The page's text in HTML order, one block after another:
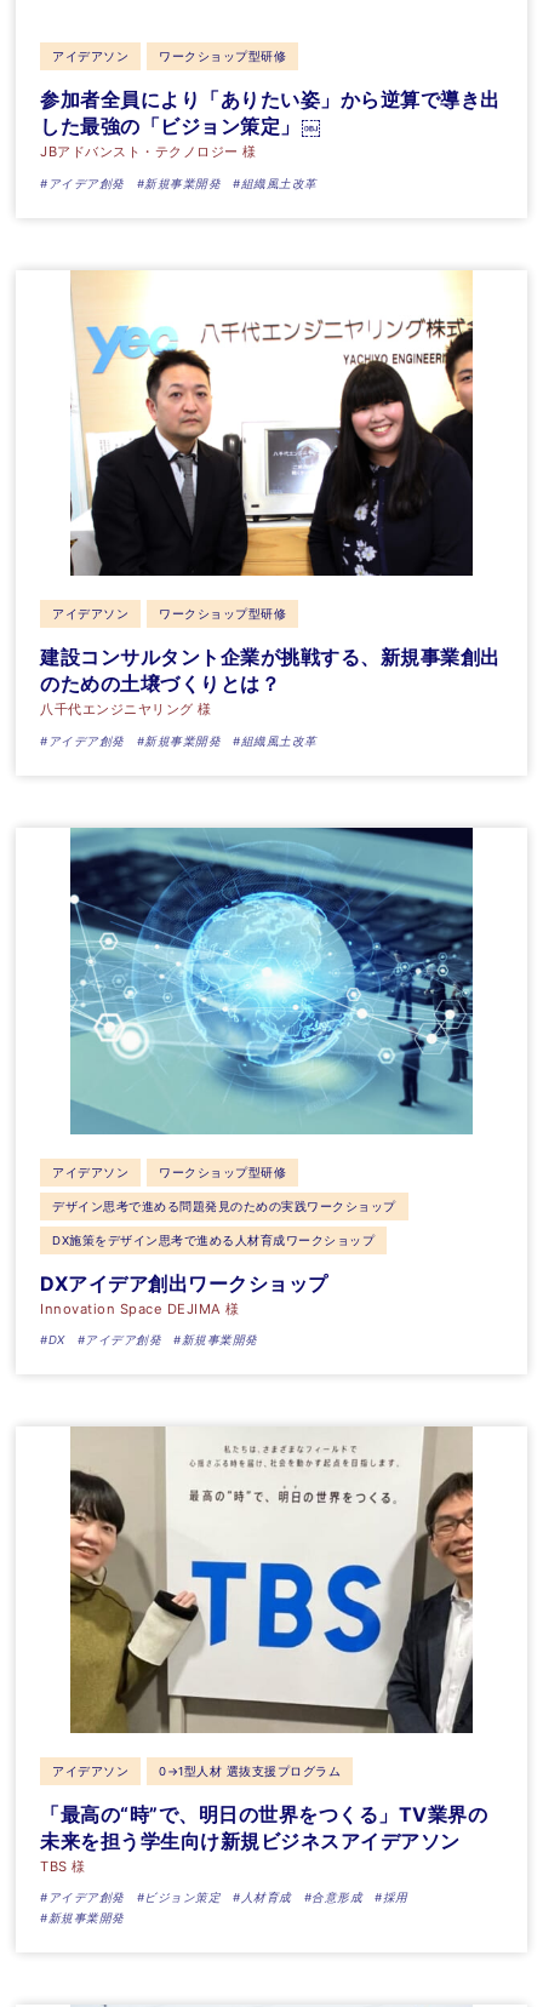
アイデアソン ワークショップ型研修
参加者全員により「ありたい姿」から逆算で導き出
した最強の「ビジョン策定」￼
JBアドバンスト・テクノロジー 様
#アイデア創発 #新規事業開発 #組織風土改革
アイデアソン ワークショップ型研修
建設コンサルタント企業が挑戦する、新規事業創出
のための土壌づくりとは？
八千代エンジニヤリング 様
#アイデア創発 #新規事業開発 #組織風土改革
アイデアソン ワークショップ型研修
デザイン思考で進める問題発見のための実践ワークショップ
DX施策をデザイン思考で進める人材育成ワークショップ
DXアイデア創出ワークショップ
Innovation Space DEJIMA 様
#DX #アイデア創発 #新規事業開発
アイデアソン 0→1型人材 選抜支援プログラム
「最高の“時”で、明日の世界をつくる」TV業界の
未来を担う学生向け新規ビジネスアイデアソン
TBS 様
#アイデア創発 #ビジョン策定 #人材育成 #合意形成
#採用
#新規事業開発